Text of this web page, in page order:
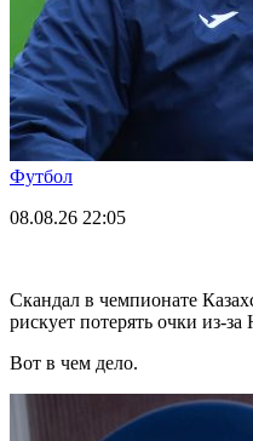
Футбол
08.08.26 22:05
Скандал в чемпионате
рискует потерять очки из-за
Вот в чем дело.